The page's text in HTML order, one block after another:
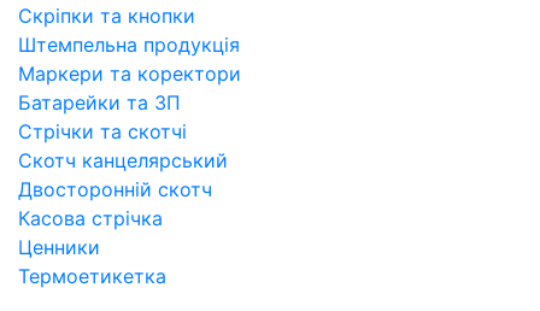
Скріпки та кнопки
Штемпельна продукція
Маркери та коректори
Батарейки та ЗП
Стрічки та скотчі
Скотч канцелярський
Двосторонній скотч
Касова стрічка
Ценники
Термоетикетка